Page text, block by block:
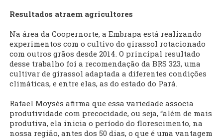
Resultados atraem agricultores
Na área da Coopernorte, a Embrapa está realizando
experimentos com o cultivo do girassol rotacionado
com outros grãos desde 2014. O principal resultado
desse trabalho foi a recomendação da BRS 323, uma
cultivar de girassol adaptada a diferentes condições
climáticas, e entre elas, as do estado do Pará.
Rafael Moysés afirma que essa variedade associa
produtividade com precocidade, ou seja, “além de mais
produtiva, ela inicia o período do florescimento, na
nossa região, antes dos 50 dias, o que é uma vantagem